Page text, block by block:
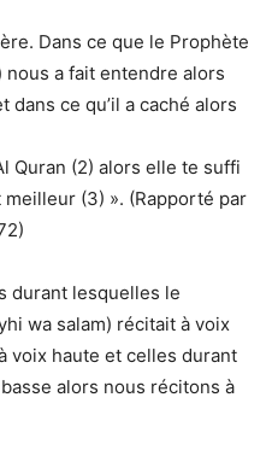
Dans ce que le Prophète
nous a fait entendre alors
ce qu’il a caché alors
Quran (2) alors elle te suffi
(3) ». (Rapporté par
durant lesquelles le
wa salam) récitait à voix
voix haute et celles durant
alors nous récitons à